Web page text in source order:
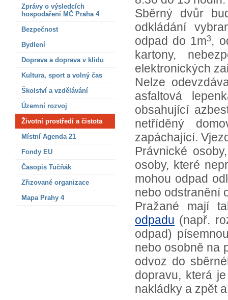
Zprávy o výsledcích
hospodaření MČ Praha 4
Bezpečnost
Bydlení
Doprava a doprava v klidu
Kultura, sport a volný čas
Školství a vzdělávání
Územní rozvoj
Životní prostředí a čistota
Místní Agenda 21
Fondy EU
Časopis Tučňák
Zřizované organizace
Mapa Prahy 4
Sběrný dvůr
odkládání
odpad do 1m3,
kartony,
elektronických
Nelze
asfaltová
obsahující
netříděný
zapáchající.
Právnické
osoby, které
mohou odpad
nebo odstranění
Pražané mají
odpadu (např.
odpad)
nebo osobně na
odvoz do
dopravu, která
nakládky a zpět